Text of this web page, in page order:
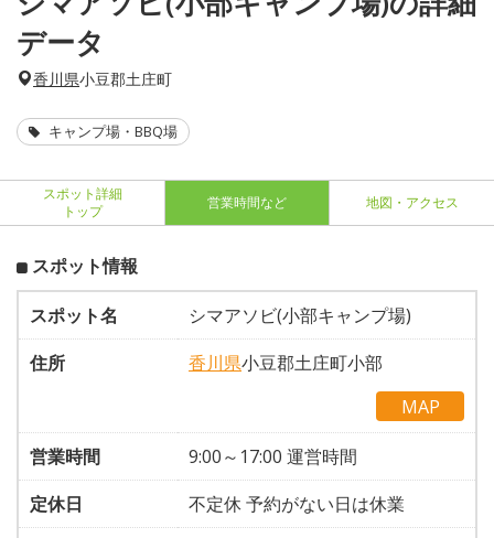
データ
香川県小豆郡土庄町
キャンプ場・BBQ場
スポット詳細
トップ
営業時間など 地図・アクセス
スポット情報
スポット名
シマアソビ(小部キャンプ場)
住所
香川県小豆郡土庄町小部
MAP
営業時間
9:00～17:00 運営時間
定休日
不定休 予約がない日は休業